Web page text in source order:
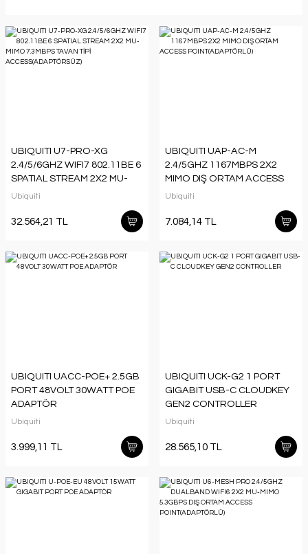
UBIQUITI U7-PRO-XG
2.4/5/6GHZ WIFI7 802.11BE 6
SPATIAL STREAM 2X2 MU-
MIMO 7.3MBPS TAVAN TİPİ
Ubiquiti
32.564,21 TL
UBIQUITI UAP-AC-M
2.4/5GHZ 1167MBPS 2X2
MIMO DIŞ ORTAM ACCESS
POINT(ADAPTÖRLÜ)
Ubiquiti
7.084,14 TL
UBIQUITI UACC-POE+ 2.5GB
PORT 48VOLT 30WATT POE
ADAPTÖR
Ubiquiti
3.999,11 TL
UBIQUITI UCK-G2 1 PORT
GIGABIT USB-C CLOUDKEY
GEN2 CONTROLLER
Ubiquiti
28.565,10 TL